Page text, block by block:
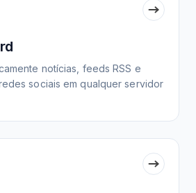
notícias, feeds RSS e
sociais em qualquer servidor